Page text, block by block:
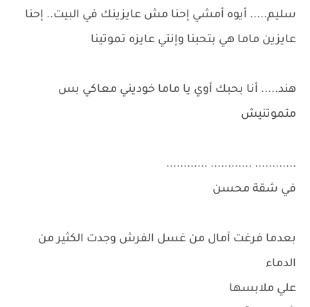
سليم..... أيوه أمشي إحنا مش عايزينك في البيت.. إحنا
عايزين ماما هي بتحبنا وإنتي عايزه تموتينا
هند..... أنا بحبك أوي يا ماما خوديني معاكي بس
متموتنيش
............ ............ ............
في شقة محسن
بعدما فرغت آمال من غسل الفرش وجدت الكثير من
الدماء
علي ملابسها